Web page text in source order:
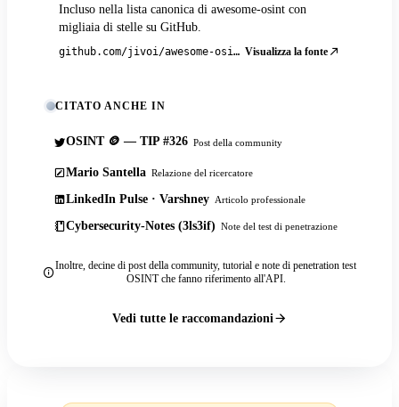
Incluso nella lista canonica di awesome-osint con
migliaia di stelle su GitHub.
github.com/jivoi/awesome-osint Visualizza la fonte
CITATO ANCHE IN
OSINT 🪙 — TIP #326 Post della community
Mario Santella Relazione del ricercatore
LinkedIn Pulse · Varshney Articolo professionale
Cybersecurity-Notes (3ls3if) Note del test di penetrazione
Inoltre, decine di post della community, tutorial e note di penetration test
OSINT che fanno riferimento all'API.
Vedi tutte le raccomandazioni